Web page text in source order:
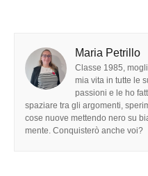
Maria Petrillo
Classe 1985,
mia vita in tutte le
passioni e le ho
spaziare tra gli argomenti,
cose nuove mettendo nero su
mente. Conquisterò anche voi?